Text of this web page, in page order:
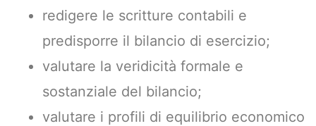
redigere le scritture contabili e
predisporre il bilancio di esercizio;
valutare la veridicità formale e
sostanziale del bilancio;
valutare i profili di equilibrio economico